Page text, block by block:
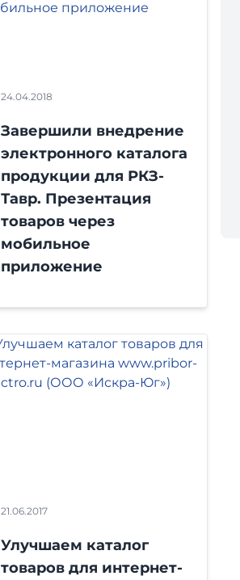
24.04.2018
Завершили внедрение
электронного каталога
продукции для РКЗ-
Тавр. Презентация
товаров через
мобильное
приложение
21.06.2017
Улучшаем каталог
товаров для интернет-